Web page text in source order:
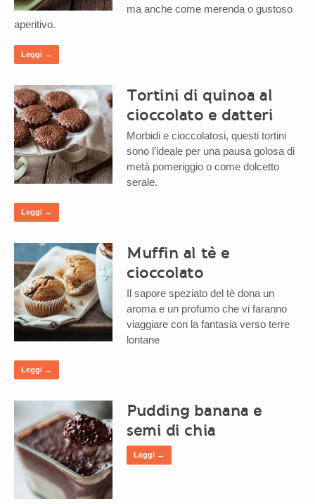
ma anche come merenda o gustoso
aperitivo.
Leggi →
Tortini di quinoa al
cioccolato e datteri
Morbidi e cioccolatosi, questi tortini
sono l’ideale per una pausa golosa di
metà pomeriggio o come dolcetto
serale.
Leggi →
Muffin al tè e
cioccolato
Il sapore speziato del tè dona un
aroma e un profumo che vi faranno
viaggiare con la fantasia verso terre
lontane
Leggi →
Pudding banana e
semi di chia
Leggi →